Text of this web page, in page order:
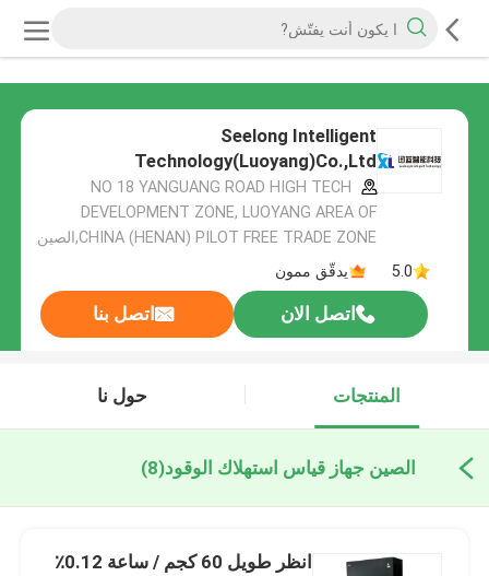
Seelong Intelligent
Technology(Luoyang)Co.,Ltd
NO 18 YANGUANG ROAD HIGH TECH
DEVELOPMENT ZONE, LUOYANG AREA OF
CHINA (HENAN) PILOT FREE TRADE ZONE,الصين
5.0
يدقّق ممون
اتصل الان اتصل بنا
المنتجات حول نا
الصين جهاز قياس استهلاك الوقود(8)
انظر طويل 60 كجم / ساعة 0.12٪